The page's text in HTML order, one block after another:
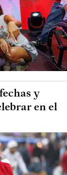
y
en el